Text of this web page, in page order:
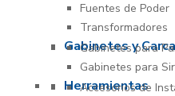
Fuentes de Poder
Transformadores
Gabinetes y
Gabinetes para
Gabinetes para
Herramientas
Accesorios de